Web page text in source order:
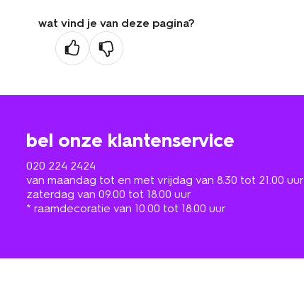
wat vind je van deze pagina?
bel onze klantenservice
020 224 2424
van maandag tot en met vrijdag van 8.30 tot 21.00 uur
zaterdag van 09.00 tot 18.00 uur
* raamdecoratie van 10.00 tot 18.00 uur